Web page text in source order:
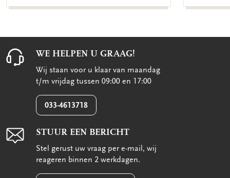
WE HELPEN U GRAAG!
Wij staan voor u klaar van maandag
t/m vrijdag tussen 09:00 en 17:00
033-4613718
STUUR EEN BERICHT
Stel gerust uw vraag per e-mail, wij
reageren binnen 2 werkdagen.